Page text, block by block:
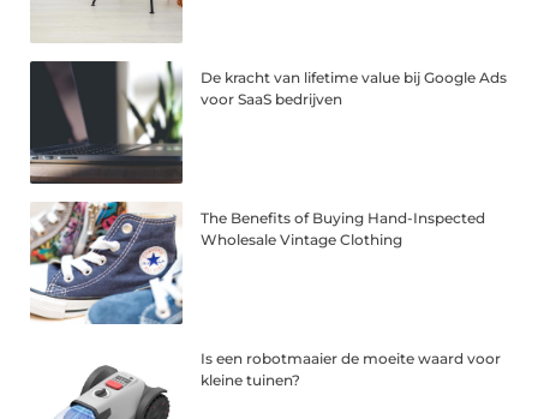
De kracht van lifetime value bij Google Ads
voor SaaS bedrijven
The Benefits of Buying Hand-Inspected
Wholesale Vintage Clothing
Is een robotmaaier de moeite waard voor
kleine tuinen?